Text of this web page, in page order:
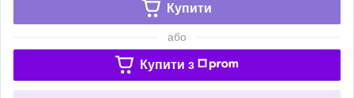
Купити
або
Купити з